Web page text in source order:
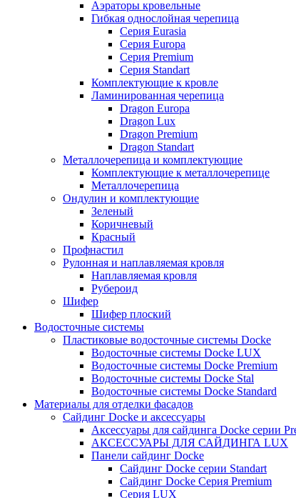
Аэраторы кровельные
Гибкая однослойная черепица
Серия Eurasia
Серия Europa
Серия Premium
Серия Standart
Комплектующие к кровле
Ламинированная черепица
Dragon Europa
Dragon Lux
Dragon Premium
Dragon Standart
Металлочерепица и комплектующие
Комплектующие к металлочерепице
Металлочерепица
Ондулин и комплектующие
Зеленый
Коричневый
Красный
Профнастил
Рулонная и наплавляемая кровля
Наплавляемая кровля
Рубероид
Шифер
Шифер плоский
Водосточные системы
Пластиковые водосточные системы Docke
Водосточные системы Docke LUX
Водосточные системы Docke Premium
Водосточные системы Docke Stal
Водосточные системы Docke Standard
Материалы для отделки фасадов
Сайдинг Docke и аксессуары
Аксессуары для сайдинга Docke серии
АКСЕССУАРЫ ДЛЯ САЙДИНГА LUX
Панели сайдинг Docke
Cайдинг Docke серии Standart
Сайдинг Docke Серия Premium
Серия LUX